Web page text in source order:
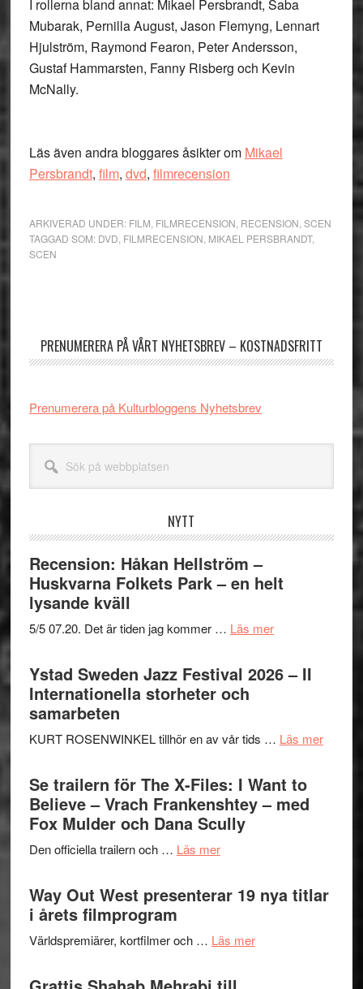
I rollerna bland annat: Mikael Persbrandt, Saba
Mubarak, Pernilla August, Jason Flemyng, Lennart
Hjulström, Raymond Fearon, Peter Andersson,
Gustaf Hammarsten, Fanny Risberg och Kevin
McNally.
Läs även andra bloggares åsikter om Mikael
Persbrandt, film, dvd, filmrecension
ARKIVERAD UNDER: FILM FILMRECENSION RECENSION SCEN
TAGGAD SOM: DVD FILMRECENSION MIKAEL PERSBRANDT,
SCEN
PRENUMERERA PÅ VÅRT NYHETSBREV – KOSTNADSFRITT
Prenumerera på Kulturbloggens Nyhetsbrev
webbplatsen
NYTT
Recension: Håkan Hellström –
Huskvarna Folkets Park – en helt
lysande kväll
5/5 07.20. Det är tiden jag kommer … Läs merom
Håkan
Hellström
Folkets
–
en
Ystad Sweden Jazz Festival 2026 – II
Internationella storheter och
samarbeten
KURT ROSENWINKEL tillhör en av vår tids … Läs merom
Se trailern för The X-Files: I Want to
Believe – Vrach Frankenshtey – med
Fox Mulder och Dana Scully
Den officiella trailern och … Läs merom
trailern
för
X-
I
Way Out West presenterar 19 nya titlar
i årets filmprogram
Världspremiärer, kortfilmer och … Läs merom